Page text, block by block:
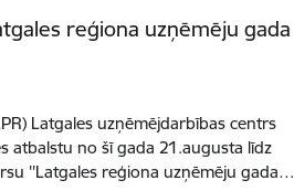
reģiona uzņēmēju gada
Latgales uzņēmējdarbības centrs
atbalstu no šī gada 21.augusta līdz
''Latgales reģiona uzņēmēju gada…